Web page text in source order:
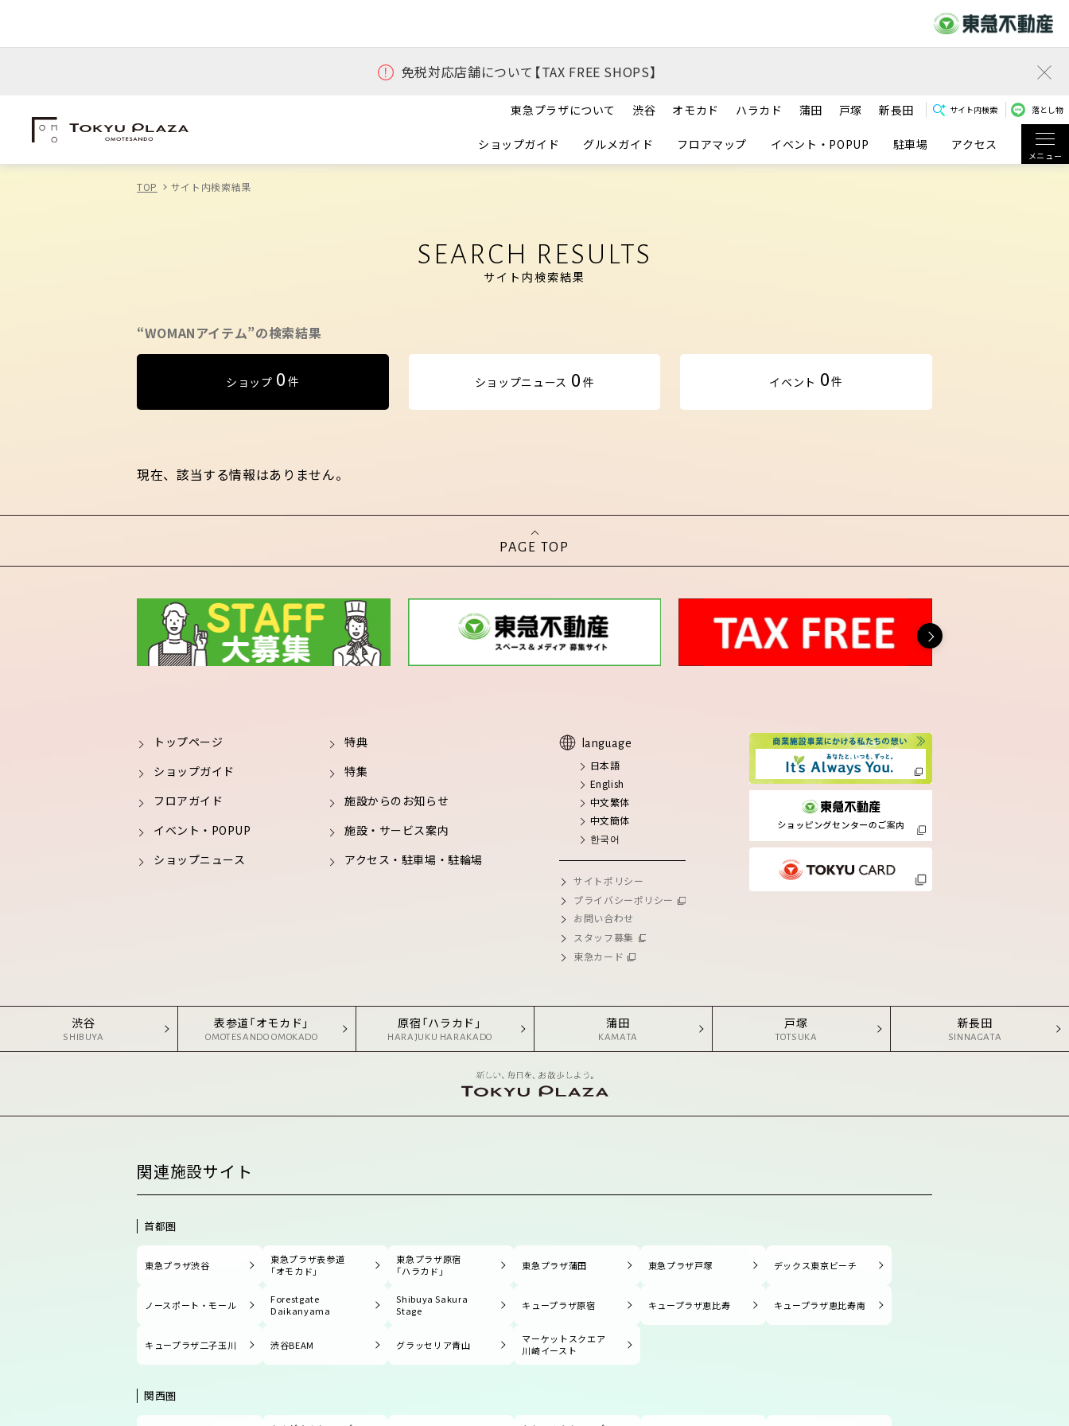
免税対応店舗について【TAX FREE SHOPS】
東急プラザについて 渋谷 オモカド ハラカド 蒲田 戸塚 新長田 サイト内検索 落とし物
ショップガイド グルメガイド フロアマップ イベント・POPUP 駐車場 アクセス
メニュー
TOP サイト内検索結果
SEARCH RESULTS
サイト内検索結果
“WOMANアイテム”の検索結果
ショップ 0 件 ショップニュース 0 件 イベント 0件
現在、該当する情報はありません。
PAGE TOP
トップページ
ショップガイド
フロアガイド
イベント・POPUP
ショップニュース
特典
特集
施設からのお知らせ
施設・サービス案内
アクセス・駐車場・駐輪場
language
日本語
English
中文繁体
中文簡体
한국어
サイトポリシー
プライバシーポリシー
お問い合わせ
スタッフ募集
東急カード
渋谷
SHIBUYA
表参道「オモカド」
OMOTESANDO OMOKADO
原宿「ハラカド」
HARAJUKU HARAKADO
蒲田
KAMATA
戸塚
TOTSUKA
新長田
SINNAGATA
関連施設サイト
首都圏
東急プラザ渋谷
東急プラザ表参道
「オモカド」
東急プラザ原宿
「ハラカド」
東急プラザ蒲田 東急プラザ戸塚 デックス東京ビーチ
ノースポート・モール
Forestgate
Daikanyama
Shibuya Sakura
Stage
キュープラザ原宿 キュープラザ恵比寿 キュープラザ恵比寿南
キュープラザ二子玉川 渋谷BEAM グラッセリア青山
マーケットスクエア
川崎イースト
関西圏